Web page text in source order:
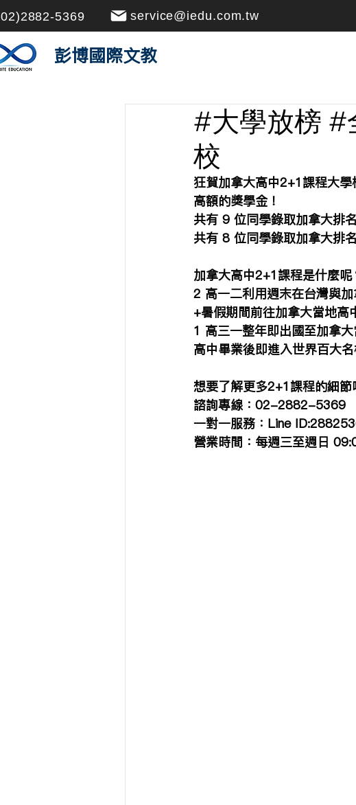
5369 service@iedu.com.tw
​彭博國際文教
#大學放榜 #
校
狂賀加拿大高中2+1課程大
高額的獎學金！
共有 9 位同學錄取加拿大排
共有 8 位同學錄取加拿大排
加拿大高中2+1課程是什麼呢
2 高一二利用週末在台灣與
+暑假期間前往加拿大當地高
1 高三一整年即出國至加拿
高中畢業後即進入世界百大
想要了解更多2+1課程的細節
諮詢專線：02-2882-5369
一對一服務：Line
營業時間：每週三至週日